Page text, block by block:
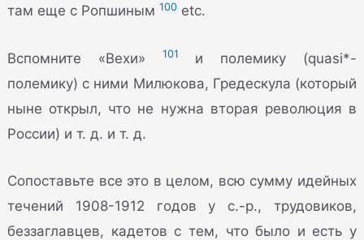
там еще с Ропшиным 100 etc.
Вспомните «Вехи» 101
и полемику (quasi*-
полемику) с ними Милюкова, Гредескула (который
ныне открыл, что не нужна вторая революция в
России) и т. д. и т. д.
Сопоставьте все это в целом, всю сумму идейных
течений 1908-1912 годов у с.-р., трудовиков,
беззаглавцев, кадетов с тем, что было и есть у